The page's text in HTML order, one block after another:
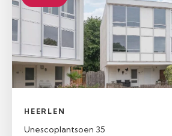
HEERLEN
Unescoplantsoen 35